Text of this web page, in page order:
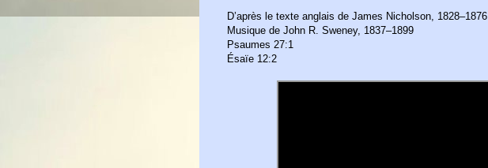
D’après le texte anglais de James Nicholson, 1828–1876
Musique de John R. Sweney, 1837–1899
Psaumes 27:1
Ésaïe 12:2